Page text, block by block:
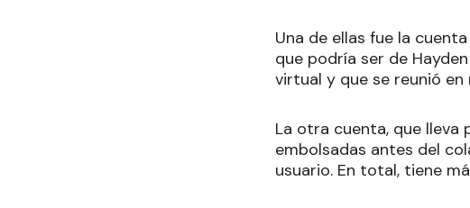
Una de ellas fue la
que podría ser de
virtual y que se reunió en
La otra cuenta, que lleva
embolsadas antes del
usuario. En total, tiene